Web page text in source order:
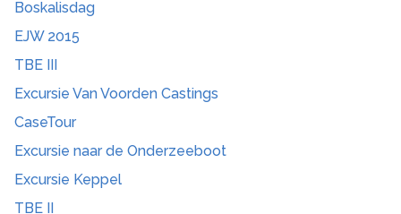
Boskalisdag
EJW 2015
TBE III
Excursie Van Voorden Castings
CaseTour
Excursie naar de Onderzeeboot
Excursie Keppel
TBE II